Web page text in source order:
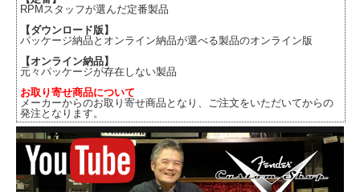
RPMスタッフが選んだ定番製品
【ダウンロード版】
パッケージ納品とオンライン納品が選べる製品のオンライン版
【オンライン納品】
元々パッケージが存在しない製品
お取り寄せ商品について
メーカーからのお取り寄せ商品となり、ご注文をいただいてからの
発注となります。